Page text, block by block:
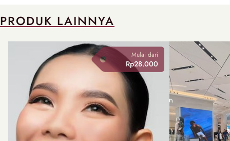
PRODUK LAINNYA
Mulai dari
Rp28.000